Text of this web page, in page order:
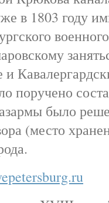
в 1803 году
и
поручено
было
(место